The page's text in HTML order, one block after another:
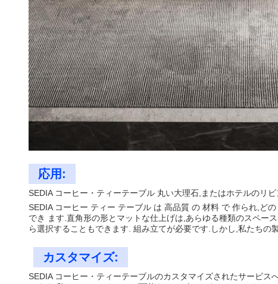
応用:
SEDIA コーヒー・ティーテーブル 丸い大理石,またはホテルのリ
SEDIA コーヒー ティー テーブル は 高品質 の 材料 で 作られ,ど
でき ます.直角形の形とマットな仕上げは,あらゆる種類のスペー
ら選択することもできます. 組み立てが必要です.しかし,私たち
カスタマイズ:
SEDIA コーヒー・ティーテーブルのカスタマイズされたサービ